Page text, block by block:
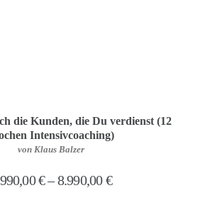
die Kunden, die Du verdienst (12
Intensivcoaching)
von Klaus Balzer
€–8.990,00€